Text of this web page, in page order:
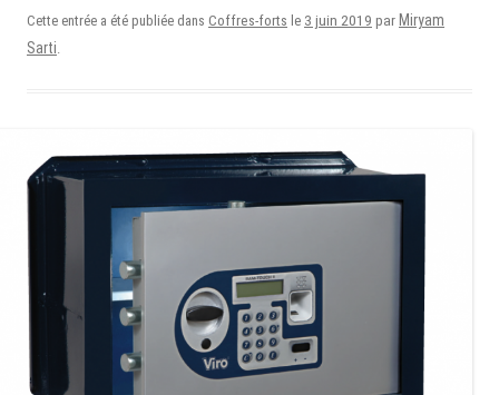
Cette entrée a été publiée dans Coffres-forts le 3 juin 2019 par Miryam
Sarti